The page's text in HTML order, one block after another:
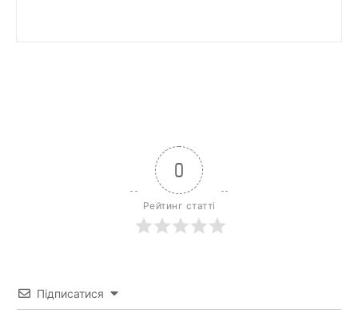
0
Рейтинг статті
Підписатися